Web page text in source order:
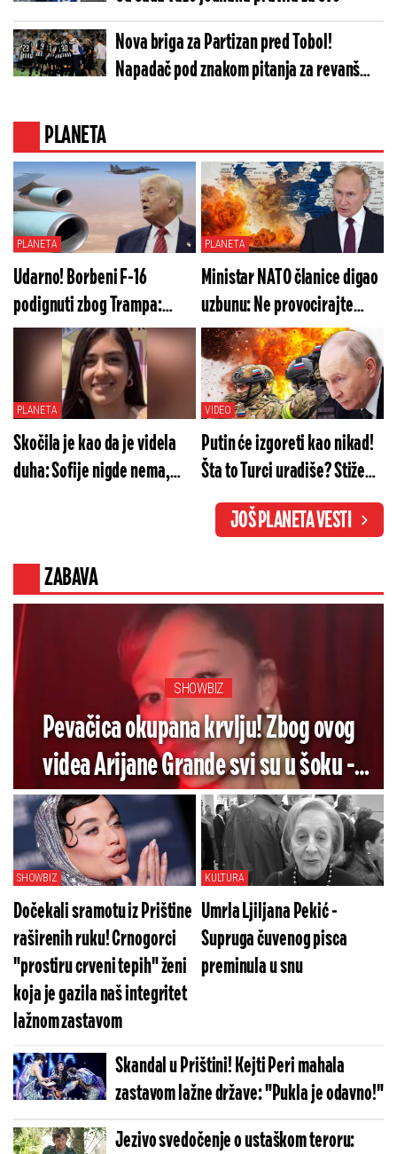
Nova briga za Partizan pred Tobol!
Napadač pod znakom pitanja za revanš
PLANETA
PLANETA
Udarno! Borbeni F-16
podignuti zbog Trampa:
Izdata hitna naredba
PLANETA
Ministar NATO članice digao
uzbunu: Ne provocirajte
Rusiju! Ovo je kraj
PLANETA
Skočila je kao da je videla
duha: Sofije nigde nema,
VIDEO
Putin će izgoreti kao nikad!
Šta to Turci uradiše? Stiže
mega-paket stravičnog
naoružanja
JOŠ PLANETA VESTI
ZABAVA
SHOWBIZ
Pevačica okupana krvlju! Zbog ovog
videa Arijane Grande svi su u šoku -
Pogledajte koliko je jezivo (VIDEO)
SHOWBIZ
Dočekali sramotu iz Prištine
raširenih ruku! Crnogorci
"prostiru crveni tepih" ženi
koja je gazila naš integritet
lažnom zastavom
KULTURA
Umrla Ljiljana Pekić -
Supruga čuvenog pisca
preminula u snu
Skandal u Prištini! Kejti Peri mahala
zastavom lažne države: "Pukla je odavno!"
Jezivo svedočenje o ustaškom teroru: